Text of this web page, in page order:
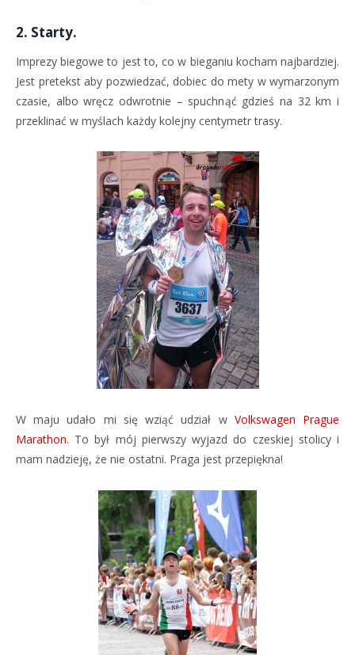
2. Starty.
Imprezy biegowe to jest to, co w bieganiu kocham najbardziej.
Jest pretekst aby pozwiedzać, dobiec do mety w wymarzonym
czasie, albo wręcz odwrotnie – spuchnąć gdzieś na 32 km i
przeklinać w myślach każdy kolejny centymetr trasy.
W maju udało mi się wziąć udział w Volkswagen Prague
Marathon. To był mój pierwszy wyjazd do czeskiej stolicy i
mam nadzieję, że nie ostatni. Praga jest przepiękna!